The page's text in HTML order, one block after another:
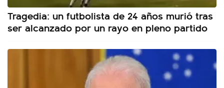
Tragedia: un futbolista de 24 años murió tras
ser alcanzado por un rayo en pleno partido